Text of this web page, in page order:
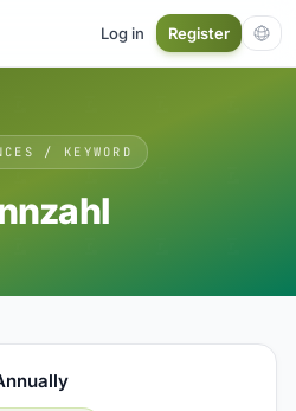
Log in Register
/ KEYWORD